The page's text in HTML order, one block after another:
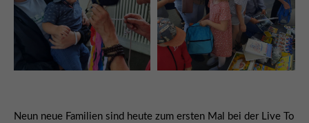
Neun neue Familien sind heute zum ersten Mal bei der Live To